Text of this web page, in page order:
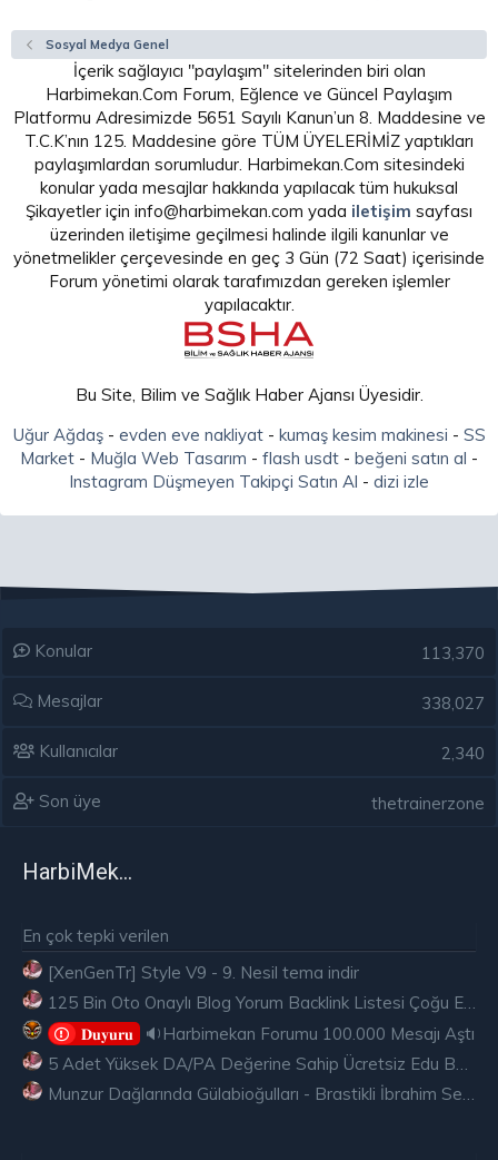
Sosyal Medya Genel
İçerik sağlayıcı "paylaşım" sitelerinden biri olan
Harbimekan.Com Forum, Eğlence ve Güncel Paylaşım
Platformu Adresimizde 5651 Sayılı Kanun’un 8. Maddesine ve
T.C.K’nın 125. Maddesine göre TÜM ÜYELERİMİZ yaptıkları
paylaşımlardan sorumludur. Harbimekan.Com sitesindeki
konular yada mesajlar hakkında yapılacak tüm hukuksal
Şikayetler için info@harbimekan.com yada iletişim sayfası
üzerinden iletişime geçilmesi halinde ilgili kanunlar ve
yönetmelikler çerçevesinde en geç 3 Gün (72 Saat) içerisinde
Forum yönetimi olarak tarafımızdan gereken işlemler
yapılacaktır.
Bu Site, Bilim ve Sağlık Haber Ajansı Üyesidir.
Uğur Ağdaş- evden eve nakliyat- kumaş kesim makinesi - SS
Market - Muğla Web Tasarım - flash usdt - beğeni satın al -
Instagram Düşmeyen Takipçi Satın Al - dizi izle
Konular 113,370
Mesajlar 338,027
Kullanıcılar 2,340
Son üye thetrainerzone
HarbiMekân
En çok tepki verilen
[XenGenTr] Style V9 - 9. Nesil tema indir
125 Bin Oto Onaylı Blog Yorum Backlink Listesi Çoğu Edu ve Gov Ücretsiz
𝐃𝐮𝐲𝐮𝐫𝐮
🔉Harbimekan Forumu 100.000 Mesajı Aştı
5 Adet Yüksek DA/PA Değerine Sahip Ücretsiz Edu Backlink
Munzur Dağlarında Gülabioğulları - Brastikli İbrahim Sevindik